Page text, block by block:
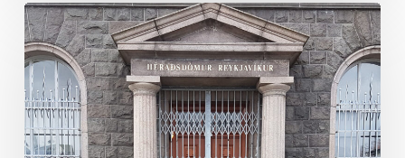
Sjö
mál
þingfest
í
héraðsdómi